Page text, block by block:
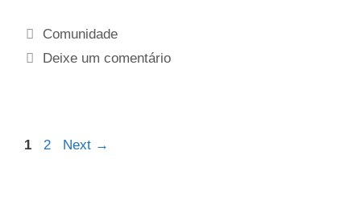
Comunidade
Deixe um comentário
1 2 Next →